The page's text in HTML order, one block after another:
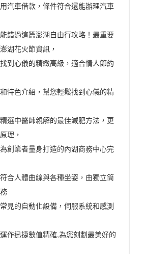
汽車借款，條件符合還能辦理汽車
錯過這篇澎湖自由行攻略！最重要
湖花火節資訊，
到心儀的精緻高級，適合情人節約
特色介紹，幫您輕鬆找到心儀的精
選中醫師親解的最佳減肥方法，更
理，
創業者量身打造的內湖商務中心完
合人體曲線與各種坐姿，由獨立筒
見的自動化設備，伺服系統和感測
作迅捷數值精確,為您刻劃最美好的